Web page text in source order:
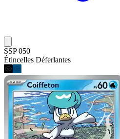
SSP 050
Étincelles Déferlantes